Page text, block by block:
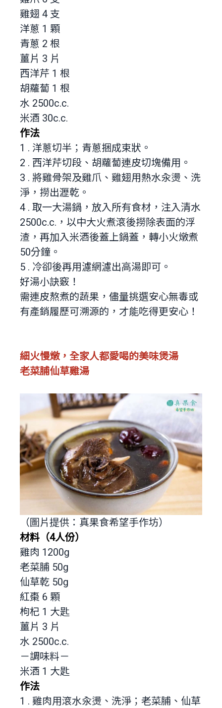
雞翅 4 支
洋蔥 1 顆
青蔥 2 根
薑片 3 片
西洋芹 1 根
胡蘿蔔 1 根
水 2500c.c.
米酒 30c.c.
作法
1 . 洋蔥切半；青蔥捆成束狀。
2 . 西洋芹切段、胡蘿蔔連皮切塊備用。
3 . 將雞骨架及雞爪、雞翅用熱水汆燙、洗
淨，撈出瀝乾。
4 . 取一大湯鍋，放入所有食材，注入清水
2500c.c.，以中大火煮滾後撈除表面的浮
渣，再加入米酒後蓋上鍋蓋，轉小火燉煮
50分鐘。
5 . 冷卻後再用濾網濾出高湯即可。
好湯小訣竅！
需連皮熬煮的蔬果，儘量挑選安心無毒或
有產銷履歷可溯源的，才能吃得更安心！
細火慢燉，全家人都愛喝的美味煲湯
老菜脯仙草雞湯
（圖片提供：真果食希望手作坊）
材料（4人份）
雞肉 1200g
老菜脯 50g
仙草乾 50g
紅棗 6 顆
枸杞 1 大匙
薑片 3 片
水 2500c.c.
－調味料－
米酒 1 大匙
作法
1 . 雞肉用滾水汆燙、洗淨；老菜脯、仙草